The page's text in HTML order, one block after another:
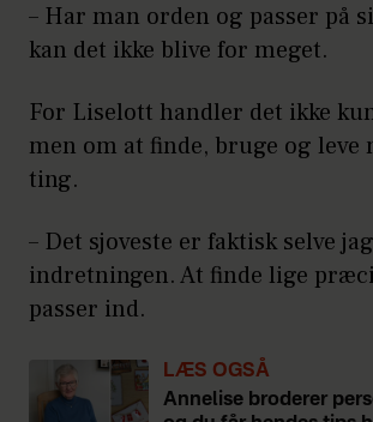
– Har man orden og passer på
kan det ikke blive for meget.
For Liselott handler det ikke
men om at finde, bruge og leve
ting.
– Det sjoveste er faktisk selve
indretningen. At finde lige
passer ind.
LÆS OGSÅ
Annelise broderer